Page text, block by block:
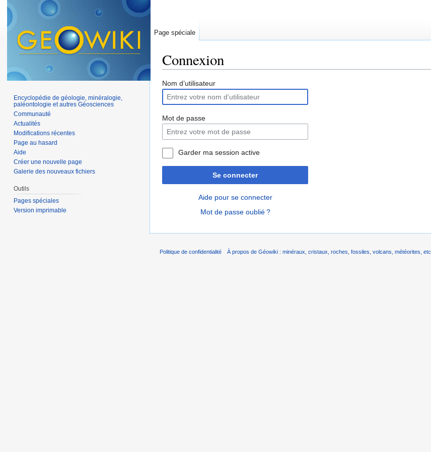
Connexion
Nom d’utilisateur
Mot de passe
Garder ma session active
Se connecter
Aide pour se connecter
Mot de passe oublié ?
Page spéciale
Encyclopédie de géologie, minéralogie,
paléontologie et autres Géosciences
Communauté
Actualités
Modifications récentes
Page au hasard
Aide
Créer une nouvelle page
Galerie des nouveaux fichiers
Outils
Pages spéciales
Version imprimable
Politique de confidentialité À propos de Géowiki : minéraux, cristaux, roches, fossiles, volcans, météorites, etc.